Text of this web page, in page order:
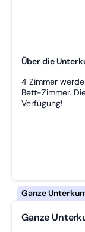
Über die
4 Zimmer
Bett-Zimmer.
Verfügung!
Ganze